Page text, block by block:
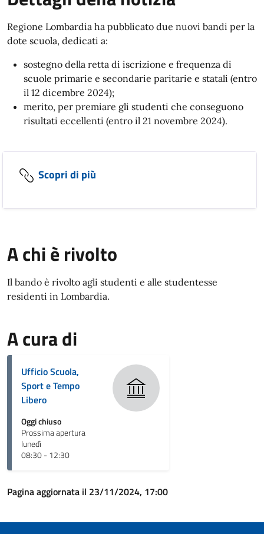
Regione Lombardia ha pubblicato due nuovi bandi per la
dote scuola, dedicati a:
sostegno della retta di iscrizione e frequenza di
scuole primarie e secondarie paritarie e statali (entro
il 12 dicembre 2024);
merito, per premiare gli studenti che conseguono
risultati eccellenti (entro il 21 novembre 2024).
Scopri di più
A chi è rivolto
Il bando è rivolto agli studenti e alle studentesse
residenti in Lombardia.
A cura di
Ufficio Scuola,
Sport e Tempo
Libero
Oggi chiuso
Prossima apertura
lunedì
08:30 - 12:30
Pagina aggiornata il 23/11/2024, 17:00